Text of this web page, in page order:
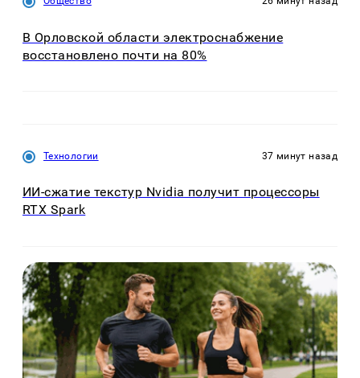
В Орловской области электроснабжение
восстановлено почти на 80%
Технологии 37 минут назад
ИИ-сжатие текстур Nvidia получит процессоры
RTX Spark